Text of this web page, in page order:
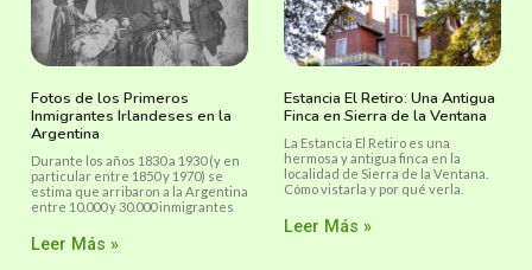
Fotos de los Primeros
Inmigrantes Irlandeses en la
Argentina
Durante los años 1830 a 1930 (y en
particular entre 1850 y 1970) se
estima que arribaron a la Argentina
entre 10.000 y 30.000 inmigrantes
Leer Más »
Estancia El Retiro: Una Antigua
Finca en Sierra de la Ventana
La Estancia El Retiro es una
hermosa y antigua finca en la
localidad de Sierra de la Ventana.
Cómo vistarla y por qué verla.
Leer Más »